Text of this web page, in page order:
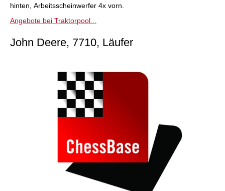
hinten, Arbeitsscheinwerfer 4x vorn.
Angebote bei Traktorpool...
John Deere, 7710, Läufer